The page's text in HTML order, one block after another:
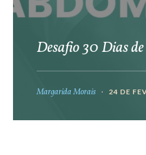
Desafio 30 Dias
Margarida Morais 24 DE